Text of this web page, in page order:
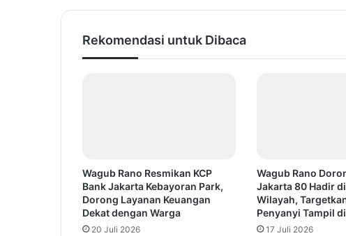
Rekomendasi untuk Dibaca
Wagub Rano Resmikan KCP
Bank Jakarta Kebayoran Park,
Dorong Layanan Keuangan
Dekat dengan Warga
20 Juli 2026
Wagub Rano
Jakarta 80 Hadir
Wilayah,
Penyanyi Tampil
17 Juli 2026